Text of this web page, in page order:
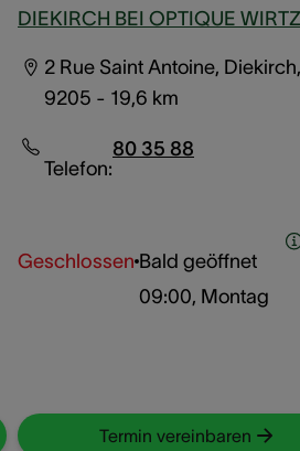
DIEKIRCH BEI OPTIQUE WIRTZ
2 Rue Saint Antoine, Diekirch,
9205 - 19,6 km
Telefon:
80 35 88
Geschlossen Bald geöffnet
09:00, Montag
Termin vereinbaren